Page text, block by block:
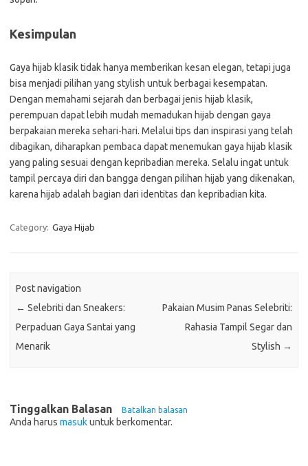
Kesimpulan
Gaya hijab klasik tidak hanya memberikan kesan elegan, tetapi juga
bisa menjadi pilihan yang stylish untuk berbagai kesempatan.
Dengan memahami sejarah dan berbagai jenis hijab klasik,
perempuan dapat lebih mudah memadukan hijab dengan gaya
berpakaian mereka sehari-hari. Melalui tips dan inspirasi yang telah
dibagikan, diharapkan pembaca dapat menemukan gaya hijab klasik
yang paling sesuai dengan kepribadian mereka. Selalu ingat untuk
tampil percaya diri dan bangga dengan pilihan hijab yang dikenakan,
karena hijab adalah bagian dari identitas dan kepribadian kita.
Category: Gaya Hijab
Post navigation
← Selebriti dan Sneakers:
Perpaduan Gaya Santai yang
Menarik
Pakaian Musim Panas Selebriti:
Rahasia Tampil Segar dan
Stylish →
Tinggalkan Balasan Batalkan balasan
Anda harus masukuntuk berkomentar.